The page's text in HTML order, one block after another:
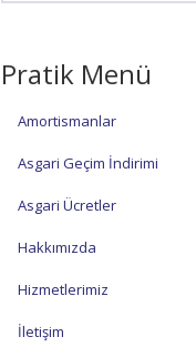
Pratik Menü
Amortismanlar
Asgari Geçim İndirimi
Asgari Ücretler
Hakkımızda
Hizmetlerimiz
İletişim